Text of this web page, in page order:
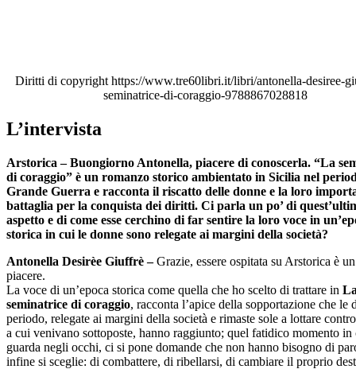
Diritti di copyright https://www.tre60libri.it/libri/antonella-desiree-
seminatrice-di-coraggio-9788867028818
L’intervista
Arstorica – Buongiorno Antonella, piacere di conoscerla. “La
di coraggio” è un romanzo storico ambientato in Sicilia nel
Grande Guerra e racconta il riscatto delle donne e la loro
battaglia per la conquista dei diritti. Ci parla un po’ di
aspetto e di come esse cerchino di far sentire la loro voce in
storica in cui le donne sono relegate ai margini della società?
Antonella Desirèe Giuffrè –Grazie, essere ospitata su Arstorica è
piacere.
La voce di un’epoca storica come quella che ho scelto di trattare in
seminatrice di coraggio, racconta l’apice della sopportazione che le
periodo, relegate ai margini della società e rimaste sole a lottare
a cui venivano sottoposte, hanno raggiunto; quel fatidico momento in
guarda negli occhi, ci si pone domande che non hanno bisogno di
infine si sceglie: di combattere, di ribellarsi, di cambiare il proprio